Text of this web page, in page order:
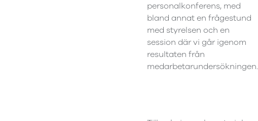
personalkonferens, med
bland annat en frågestund
med styrelsen och en
session där vi går igenom
resultaten från
medarbetarundersökningen.